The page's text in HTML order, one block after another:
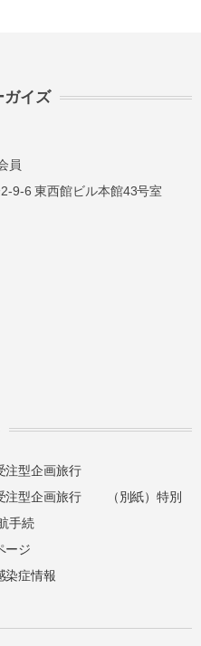
ガイズ
員
9-6 東西館ビル本館43号室
注型企画旅行
注型企画旅行
（別紙）特別
手続
ージ
染症情報